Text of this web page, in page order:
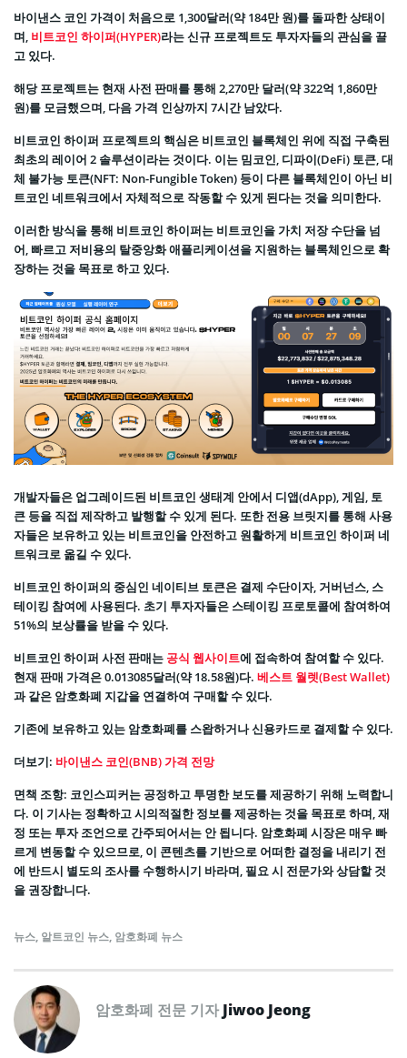
바이낸스 코인 가격이 처음으로 1,300달러(약 184만 원)를 돌파한 상태이
며, 비트코인 하이퍼(HYPER)라는 신규 프로젝트도 투자자들의 관심을 끌
고 있다.
해당 프로젝트는 현재 사전 판매를 통해 2,270만 달러(약 322억 1,860만
원)를 모금했으며, 다음 가격 인상까지 7시간 남았다.
비트코인 하이퍼 프로젝트의 핵심은 비트코인 블록체인 위에 직접 구축된
최초의 레이어 2 솔루션이라는 것이다. 이는 밈코인, 디파이(DeFi) 토큰, 대
체 불가능 토큰(NFT: Non-Fungible Token) 등이 다른 블록체인이 아닌 비
트코인 네트워크에서 자체적으로 작동할 수 있게 된다는 것을 의미한다.
이러한 방식을 통해 비트코인 하이퍼는 비트코인을 가치 저장 수단을 넘
어, 빠르고 저비용의 탈중앙화 애플리케이션을 지원하는 블록체인으로 확
장하는 것을 목표로 하고 있다.
개발자들은 업그레이드된 비트코인 생태계 안에서 디앱(dApp), 게임, 토
큰 등을 직접 제작하고 발행할 수 있게 된다. 또한 전용 브릿지를 통해 사용
자들은 보유하고 있는 비트코인을 안전하고 원활하게 비트코인 하이퍼 네
트워크로 옮길 수 있다.
비트코인 하이퍼의 중심인 네이티브 토큰은 결제 수단이자, 거버넌스, 스
테이킹 참여에 사용된다. 초기 투자자들은 스테이킹 프로토콜에 참여하여
51%의 보상률을 받을 수 있다.
비트코인 하이퍼 사전 판매는 공식 웹사이트에 접속하여 참여할 수 있다.
현재 판매 가격은 0.013085달러(약 18.58원)다. 베스트 월렛(Best Wallet)
과 같은 암호화폐 지갑을 연결하여 구매할 수 있다.
기존에 보유하고 있는 암호화폐를 스왑하거나 신용카드로 결제할 수 있다.
더보기: 바이낸스 코인(BNB) 가격 전망
면책 조항: 코인스피커는 공정하고 투명한 보도를 제공하기 위해 노력합니
다. 이 기사는 정확하고 시의적절한 정보를 제공하는 것을 목표로 하며, 재
정 또는 투자 조언으로 간주되어서는 안 됩니다. 암호화폐 시장은 매우 빠
르게 변동할 수 있으므로, 이 콘텐츠를 기반으로 어떠한 결정을 내리기 전
에 반드시 별도의 조사를 수행하시기 바라며, 필요 시 전문가와 상담할 것
을 권장합니다.
뉴스, 알트코인 뉴스, 암호화폐 뉴스
암호화폐 전문 기자Jiwoo Jeong